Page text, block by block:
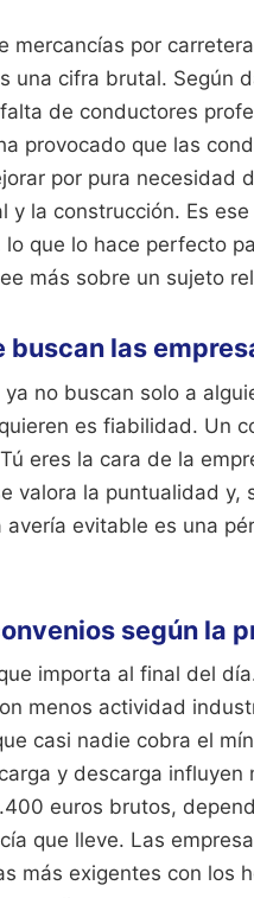
mercancías por
una cifra brutal. Según
de conductores
provocado que las
por pura necesidad
y la construcción. Es
lo que lo hace perfecto
más sobre un sujeto
buscan las
no buscan solo a
es fiabilidad. Un
eres la cara de la
valora la puntualidad
avería evitable es una
según la
importa al final del
menos actividad
casi nadie cobra el
y descarga
euros brutos,
que lleve. Las
más exigentes con los